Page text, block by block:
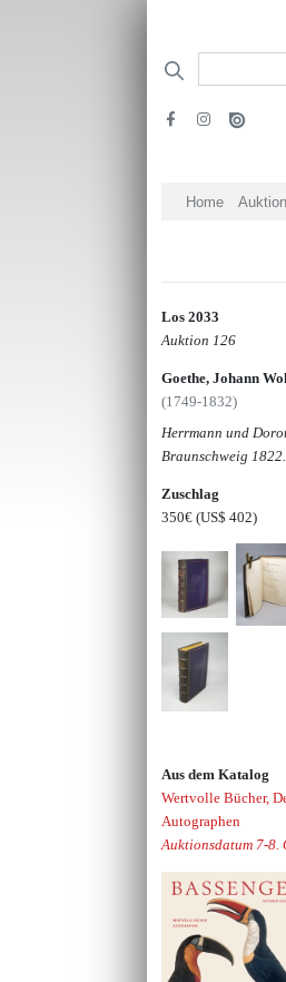
Home
Los 2033
Auktion 126
Goethe, Johann
(1749-1832)
Herrmann und
Braunschweig
Zuschlag
350€(US$ 402)
Aus dem Katalog
Wertvolle Bücher,
Autographen
Auktionsdatum 7-8.